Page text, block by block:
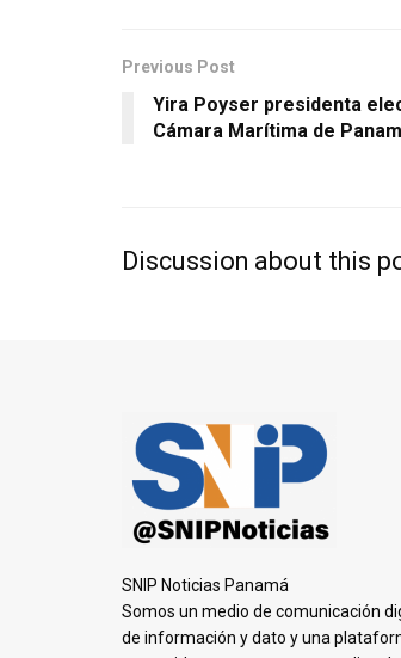
Previous Post
Yira Poyser presidenta
Cámara Marítima de
Discussion about this
SNIP Noticias Panamá
Somos un medio de comunicación
de información y dato y una